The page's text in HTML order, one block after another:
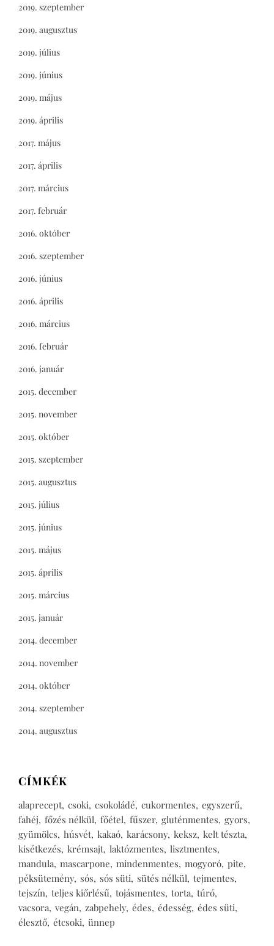
2019. szeptember
2019. augusztus
2019. július
2019. június
2019. május
2019. április
2017. május
2017. április
2017. március
2017. február
2016. október
2016. szeptember
2016. június
2016. április
2016. március
2016. február
2016. január
2015. december
2015. november
2015. október
2015. szeptember
2015. augusztus
2015. július
2015. június
2015. május
2015. április
2015. március
2015. január
2014. december
2014. november
2014. október
2014. szeptember
2014. augusztus
CÍMKÉK
alaprecept csoki csokoládé cukormentes egyszerű
fahéj főzés nélkül főétel fűszer gluténmentes gyors
gyümölcs húsvét kakaó karácsony keksz kelt tészta
kisétkezés krémsajt laktózmentes lisztmentes
mandula mascarpone mindenmentes mogyoró pite
péksütemény sós sós süti sütés nélkül tejmentes
tejszín teljes kiőrlésű tojásmentes torta túró
vacsora vegán zabpehely édes édesség édes süti
élesztő étcsoki ünnep